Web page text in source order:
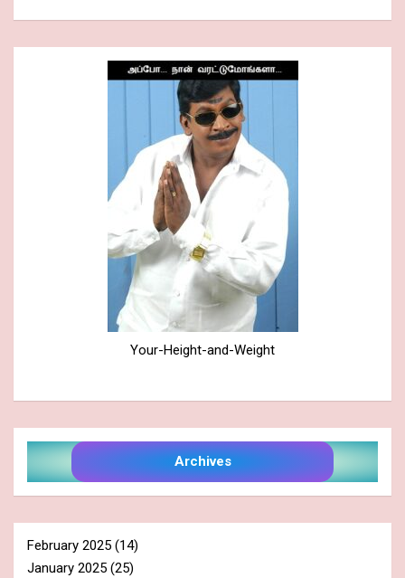
Your-Height-and-Weight
Archives
February 2025 (14)
January 2025 (25)